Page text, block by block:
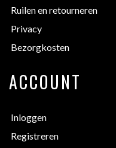
Ruilen en retourneren
Privacy
Bezorgkosten
ACCOUNT
Inloggen
Registreren